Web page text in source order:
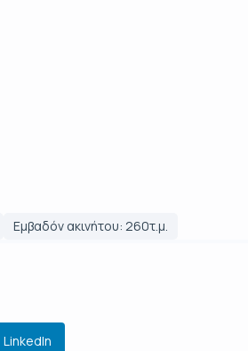
Εμβαδόν ακινήτου: 260τ.μ.
LinkedIn